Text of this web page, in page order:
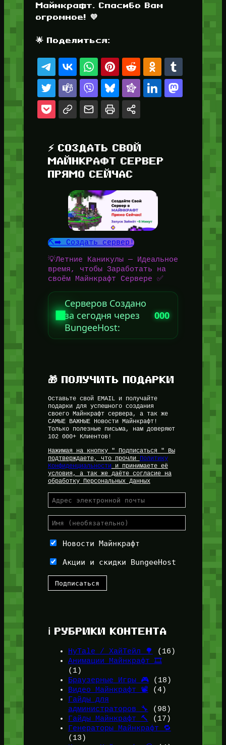
Майнкрафт. Спасибо Вам
огромное! 💜
🌟 Поделиться:
⚡ СОЗДАТЬ СВОЙ
МАЙНКРАФТ СЕРВЕР
ПРЯМО СЕЙЧАС
⛏️➡️ Создать сервер!
💡Летние Каникулы — Идеальное
время, чтобы Заработать на
своём Майнкрафт Сервере ✅
Серверов Создано
за сегодня через
BungeeHost:
000
🎁 ПОЛУЧИТЬ ПОДАРКИ
Оставьте свой EMAIL и получайте
подарки для успешного создания
своего Майнкрафт сервера, а так же
САМЫЕ ВАЖНЫЕ Новости Майнкрафт!
Только полезные письма, нам доверяют
102 000+ Клиентов!
Нажимая на кнопку " Подписаться " Вы
подтверждаете, что прочли Политику
Конфиденциальностии принимаете её
условия, а так же даёте согласие на
обработку Персональных Данных
Новости Майнкрафт
Акции и скидки BungeeHost
ℹ️ РУБРИКИ КОНТЕНТА
HyTale / ХайТейл 🌳
(16)
Анимации Майнкрафт 🎞️
(1)
Браузерные Игры 🎮(18)
Видео Майнкрафт 📽️ (4)
Гайды для
администраторов 🔧
(98)
Гайды Майнкрафт 🔨
(17)
Генераторы Майнкрафт 🔁
(13)